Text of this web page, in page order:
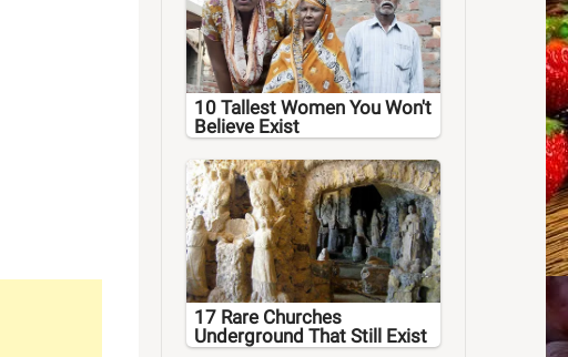
10 Tallest Women You Won't
Believe Exist
17 Rare Churches
Underground That Still Exist